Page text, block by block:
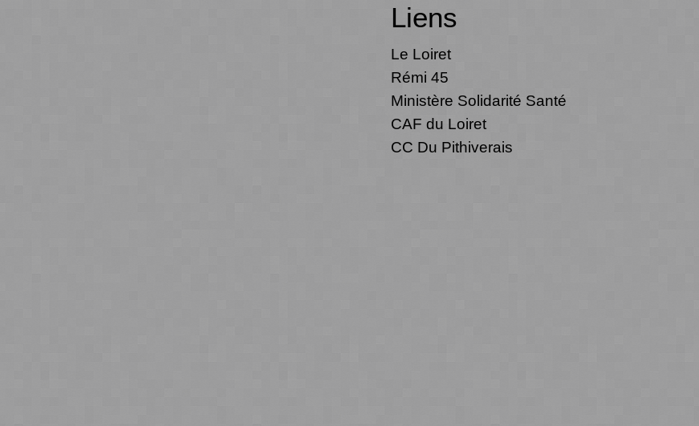
Liens
Le Loiret
Rémi 45
Ministère Solidarité Santé
CAF du Loiret
CC Du Pithiverais